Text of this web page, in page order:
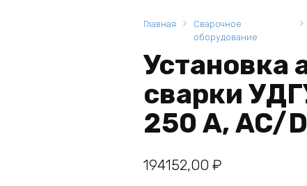
Главная
Сварочное
оборудование
Установка
сварки
250 А, AC/
194152,00 ₽